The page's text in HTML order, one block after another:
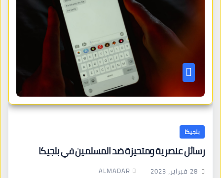
بلجيكا
رسائل عنصرية ومتحيزة ضد المسلمين في بلجيكا
28 فبراير، 2023 ALMADAR